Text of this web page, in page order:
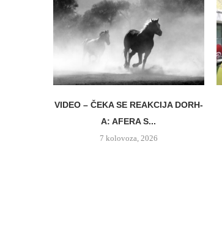
VIDEO – ČEKA SE REAKCIJA DORH-
A: AFERA S...
7 kolovoza, 2026